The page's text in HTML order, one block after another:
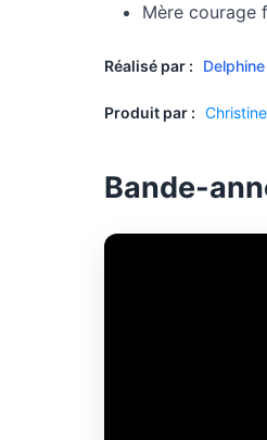
Mère courage
Réalisé par :
Produit par :
Bande-